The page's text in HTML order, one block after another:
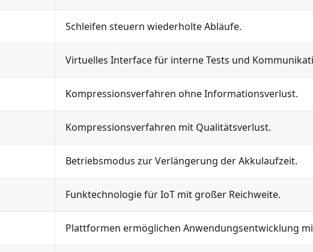
Schleifen steuern wiederholte Abläufe.
Virtuelles Interface für interne Tests und
Kompressionsverfahren ohne Informationsverlust.
Kompressionsverfahren mit Qualitätsverlust.
Betriebsmodus zur Verlängerung der Akkulaufzeit.
Funktechnologie für IoT mit großer Reichweite.
Plattformen ermöglichen Anwendungsentwicklung